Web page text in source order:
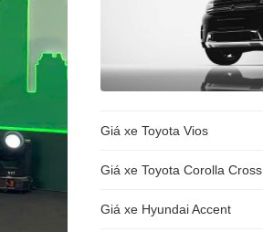
Giá xe Toyota Vios
Giá xe Toyota Corolla Cross
Giá xe Hyundai Accent